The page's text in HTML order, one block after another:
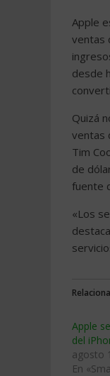
Apple
ventas
desde
Quizá
ventas
Tim
de
fuente
«Los
Apple
del
agosto
En